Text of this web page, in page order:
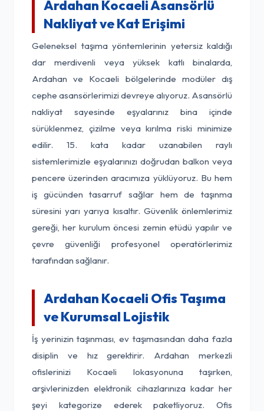
Ardahan Kocaeli Asansörlü
Nakliyat ve Kat Erişimi
Geleneksel taşıma yöntemlerinin yetersiz kaldığı
dar merdivenli veya yüksek katlı binalarda,
Ardahan ve Kocaeli bölgelerinde modüler dış
cephe asansörlerimizi devreye alıyoruz. Asansörlü
nakliyat sayesinde eşyalarınız bina içinde
sürüklenmez, çizilme veya kırılma riski minimize
edilir. 15. kata kadar uzanabilen raylı
sistemlerimizle eşyalarınızı doğrudan balkon veya
pencere üzerinden aracımıza yüklüyoruz. Bu hem
iş gücünden tasarruf sağlar hem de taşınma
süresini yarı yarıya kısaltır. Güvenlik önlemlerimiz
gereği, her kurulum öncesi zemin etüdü yapılır ve
çevre güvenliği profesyonel operatörlerimiz
tarafından sağlanır.
Ardahan Kocaeli Ofis Taşıma
ve Kurumsal Lojistik
İş yerinizin taşınması, ev taşımasından daha fazla
disiplin ve hız gerektirir. Ardahan merkezli
ofislerinizi Kocaeli lokasyonuna taşırken,
arşivlerinizden elektronik cihazlarınıza kadar her
şeyi kategorize ederek paketliyoruz. Ofis